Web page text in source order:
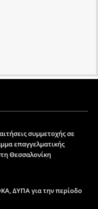
συμμετοχής σε
επαγγελματικής
Θεσσαλονίκη
ΔΥΠΑ για την περίοδο